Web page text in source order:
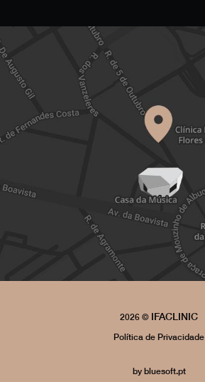
2026 © IFACLINIC
Política de Privacidade
by bluesoft.pt